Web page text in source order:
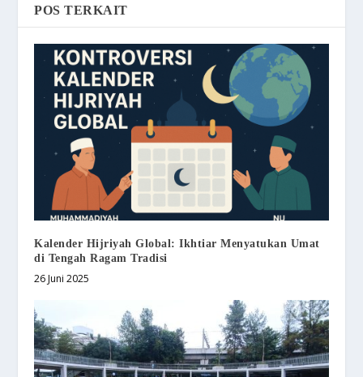
POS TERKAIT
Kalender Hijriyah Global: Ikhtiar Menyatukan Umat
di Tengah Ragam Tradisi
26 Juni 2025